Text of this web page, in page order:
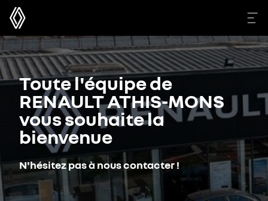
Toute l'équipe de
RENAULT ATHIS-MONS
vous souhaite la
bienvenue
N'hésitez pas à nous contacter !